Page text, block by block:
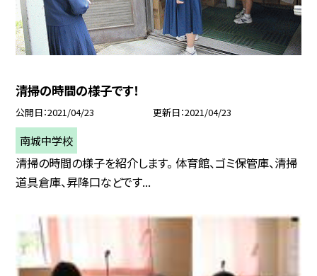
清掃の時間の様子です！
公開日 2021/04/23 更新日 2021/04/23
南城中学校
清掃の時間の様子を紹介します。 体育館、ゴミ保管庫、清掃
道具倉庫、昇降口などです...